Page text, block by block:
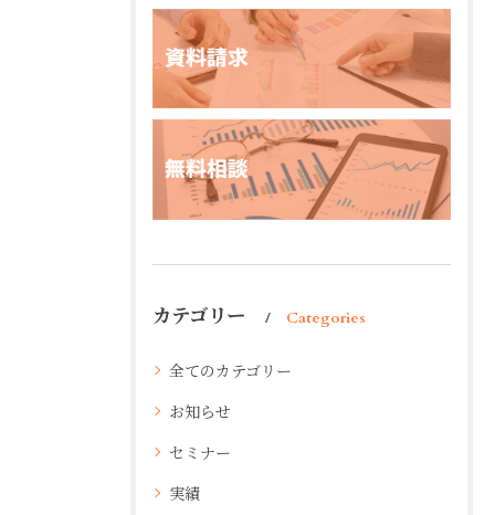
カテゴリー Categories
全てのカテゴリー
お知らせ
セミナー
実績